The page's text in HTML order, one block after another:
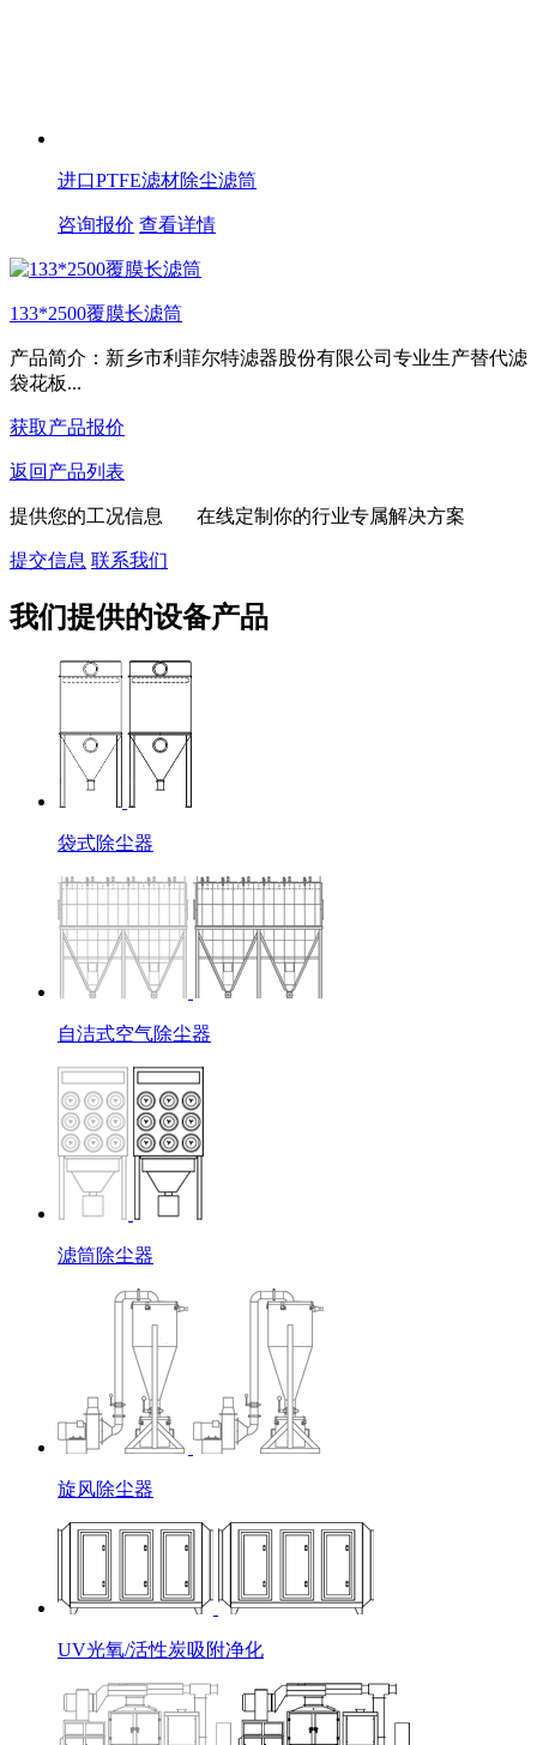
进口PTFE滤材除尘滤筒
咨询报价 查看详情
133*2500覆膜长滤筒
产品简介：新乡市利菲尔特滤器股份有限公司专业生产替代滤
袋花板...
获取产品报价
返回产品列表
提供您的工况信息 在线定制你的行业专属解决方案
提交信息 联系我们
我们提供的设备产品
袋式除尘器
自洁式空气除尘器
滤筒除尘器
旋风除尘器
UV光氧/活性炭吸附净化